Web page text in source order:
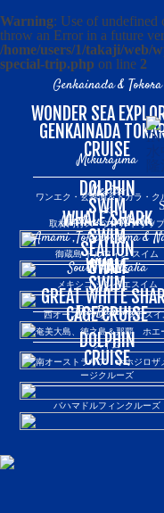
Warning: Use of undefined
throw an Error in a future
/home/users/1/takaji/web/
special-trip.php on line 2
Genkainada & Tokora
WONDER SEA
GENKAINADA
CRUISE
ワンエク・玄界灘＆トカラ・ク
ズ
取材同行スペシャルトリッ
Mikurajima
DOLPHIN
SWIM
御蔵島 ドルフィン スイム
Mexico
WHALE SHARK
SWIM
メキシコ ジンベエスイム
Western Australia
SEALION
SWIM
西オーストラリア アシカスイ
Amami ,Tokunoshima &
WHALE
SWIM
奄美大島、徳之島＆那覇 ホエ
スイム
South Australia
GREAT WHITE
CAGE CRUISE
南オーストラリア ホホジロザ
ージクルーズ
The Bahama
DOLPHIN
CRUISE
バハマドルフィンクルーズ